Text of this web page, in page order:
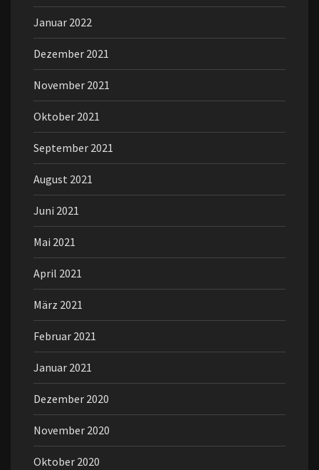
Januar 2022
Dezember 2021
November 2021
Oktober 2021
September 2021
August 2021
Juni 2021
Mai 2021
April 2021
März 2021
Februar 2021
Januar 2021
Dezember 2020
November 2020
Oktober 2020